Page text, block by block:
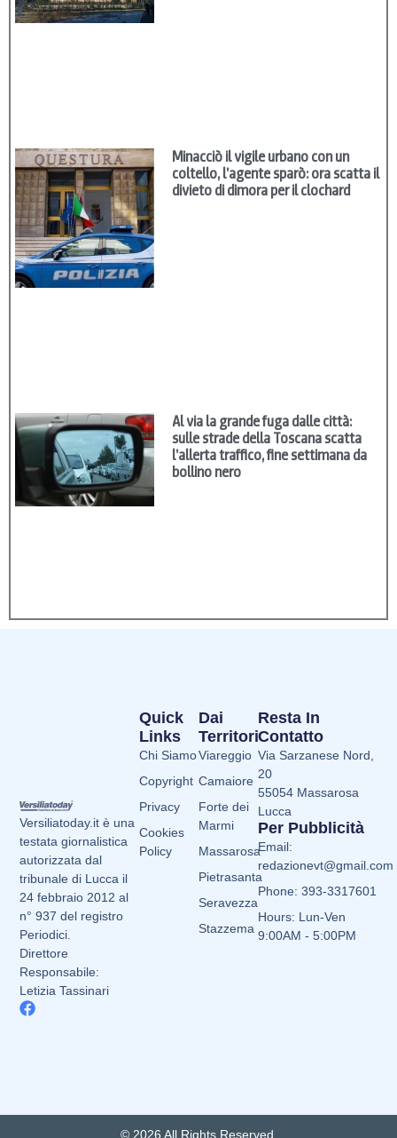
Minacciò il vigile urbano con un
coltello, l’agente sparò: ora scatta il
divieto di dimora per il clochard
Al via la grande fuga dalle città:
sulle strade della Toscana scatta
l’allerta traffico, fine settimana da
bollino nero
Versiliatoday.it è una
testata giornalistica
autorizzata dal
tribunale di Lucca il
24 febbraio 2012 al
n° 937 del registro
Periodici.
Direttore
Responsabile:
Letizia Tassinari
Dai
Territori
Viareggio
Camaiore
Forte dei
Marmi
Massarosa
Pietrasanta
Seravezza
Stazzema
Quick
Links
Chi Siamo
Copyright
Privacy
Cookies
Policy
Resta In
Contatto
Via Sarzanese Nord,
20
55054 Massarosa
Lucca
Per Pubblicità
Email:
redazionevt@gmail.com
Phone: 393-3317601
Hours: Lun-Ven
9:00AM - 5:00PM
© 2026 All Rights Reserved.